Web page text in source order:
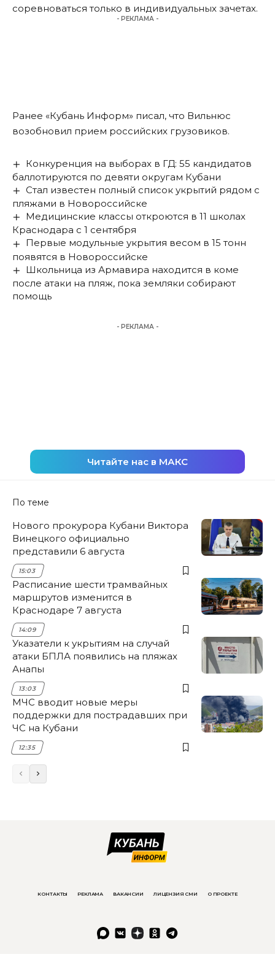
соревноваться только в индивидуальных зачетах.
- РЕКЛАМА -
Ранее «Кубань Информ» писал, что Вильнюс
возобновил прием российских грузовиков.
Конкуренция на выборах в ГД: 55 кандидатов
баллотируются по девяти округам Кубани
Стал известен полный список укрытий рядом с
пляжами в Новороссийске
Медицинские классы откроются в 11 школах
Краснодара с 1 сентября
Первые модульные укрытия весом в 15 тонн
появятся в Новороссийске
Школьница из Армавира находится в коме
после атаки на пляж, пока земляки собирают
помощь
- РЕКЛАМА -
Читайте нас в МАКС
По теме
Нового прокурора Кубани Виктора
Винецкого официально
представили 6 августа
15:03
Расписание шести трамвайных
маршрутов изменится в
Краснодаре 7 августа
14:09
Указатели к укрытиям на случай
атаки БПЛА появились на пляжах
Анапы
13:03
МЧС вводит новые меры
поддержки для пострадавших при
ЧС на Кубани
12:35
КОНТАКТЫ РЕКЛАМА ВАКАНСИИ ЛИЦЕНЗИЯ СМИ О ПРОЕКТЕ